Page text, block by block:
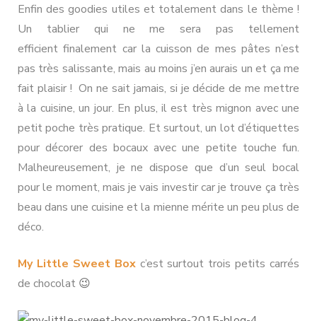
Enfin des goodies utiles et totalement dans le thème !
Un tablier qui ne me sera pas tellement
efficient finalement car la cuisson de mes pâtes n’est
pas très salissante, mais au moins j’en aurais un et ça me
fait plaisir ! On ne sait jamais, si je décide de me mettre
à la cuisine, un jour. En plus, il est très mignon avec une
petit poche très pratique. Et surtout, un lot d’étiquettes
pour décorer des bocaux avec une petite touche fun.
Malheureusement, je ne dispose que d’un seul bocal
pour le moment, mais je vais investir car je trouve ça très
beau dans une cuisine et la mienne mérite un peu plus de
déco.
My Little Sweet Boxc’est surtout trois petits carrés
de chocolat 😉